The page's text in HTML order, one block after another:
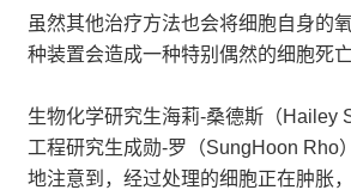
虽然其他治疗方法也会将细胞自身的
种装置会造成一种特别偶然的细胞死亡
生物化学研究生海莉-桑德斯（Hailey
工程研究生成勋-罗（SungHoon Rho
地注意到，经过处理的细胞正在肿胀